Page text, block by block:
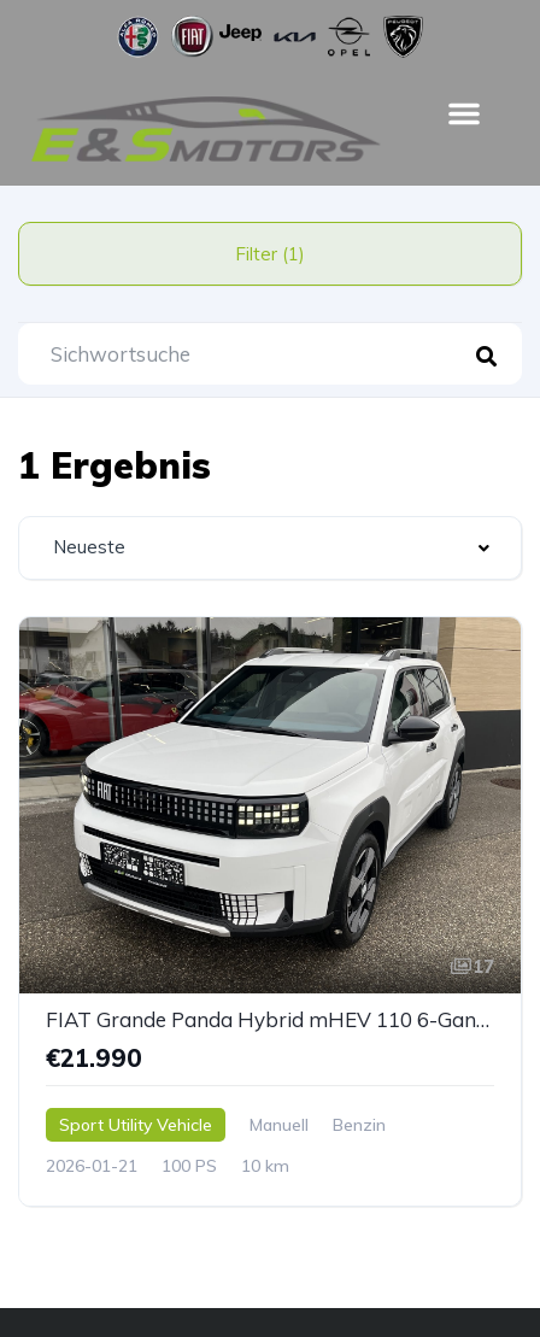
Filter (1)
1 Ergebnis
Neueste
17
FIAT Grande Panda Hybrid mHEV 110 6-Gang eDCT LaPrima
€21.990
Sport Utility Vehicle Manuell
Benzin
2026-01-21
100 PS 10 km